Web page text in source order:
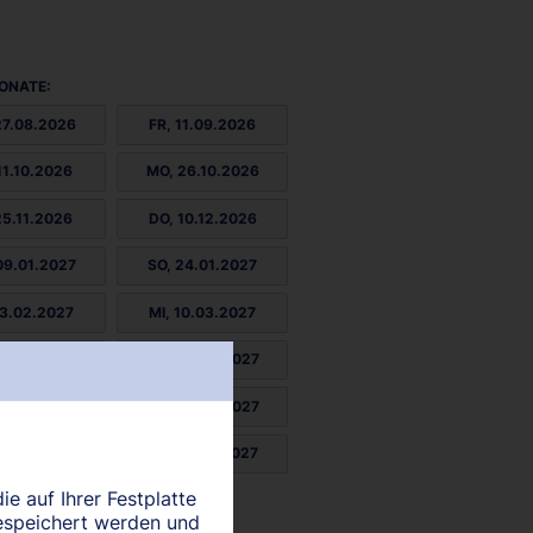
FR, 11.09.2026
MO, 26.10.2026
DO, 10.12.2026
SO, 24.01.2027
MI, 10.03.2027
SA, 24.04.2027
MO, 07.06.2027
DO, 22.07.2027
auf Ihrer Festplatte
werden und